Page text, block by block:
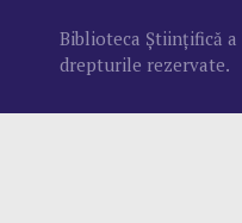
Biblioteca Ştiinţifică a
drepturile rezervate.